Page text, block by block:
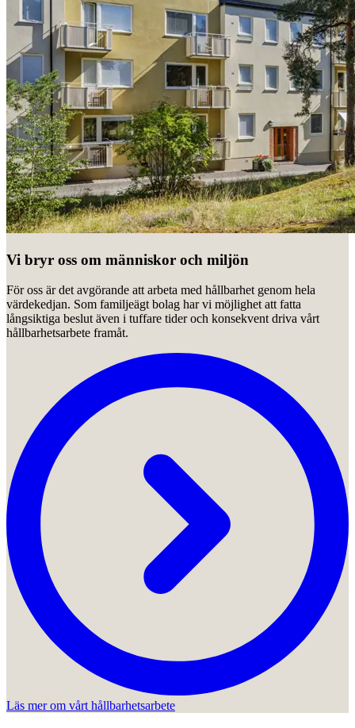
Vi bryr oss om människor och miljön
För oss är det avgörande att arbeta med hållbarhet genom hela
värdekedjan. Som familjeägt bolag har vi möjlighet att fatta
långsiktiga beslut även i tuffare tider och konsekvent driva vårt
hållbarhetsarbete framåt.
Läs mer om vårt hållbarhetsarbete